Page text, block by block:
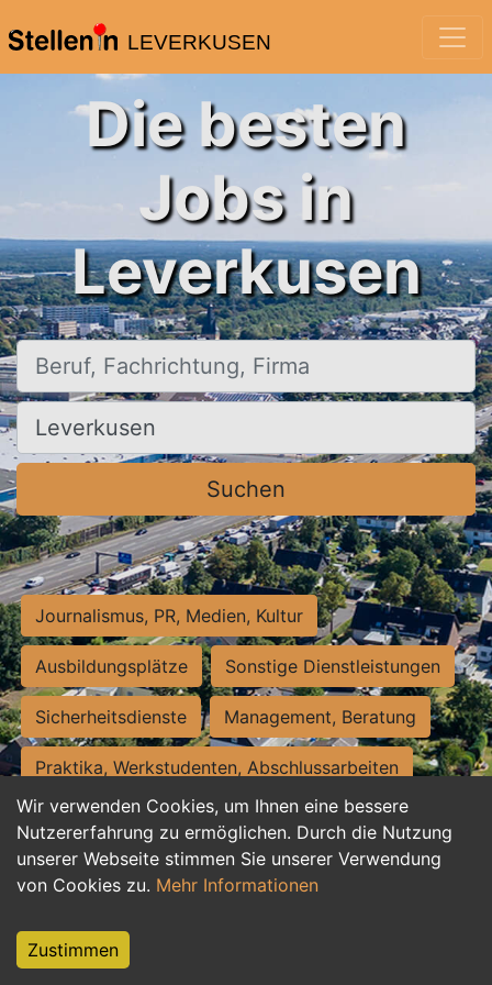
LEVERKUSEN
Wir verwenden Cookies, um Ihnen eine bessere
Nutzererfahrung zu ermöglichen. Durch die Nutzung
unserer Webseite stimmen Sie unserer Verwendung
von Cookies zu. Mehr Informationen
Zustimmen
Die besten
Jobs in
Leverkusen
Beruf, Fachrichtung, Firma
Ort, Stadt
Suchen
Journalismus, PR, Medien, Kultur
Ausbildungsplätze Sonstige Dienstleistungen
Sicherheitsdienste Management, Beratung
Praktika, Werkstudenten, Abschlussarbeiten
Personalwesen Assistenz, Sekretariat
Hilfskräfte, Aushilfs- und Nebenjobs
Weiterbildung, Studium, duale Ausbildung